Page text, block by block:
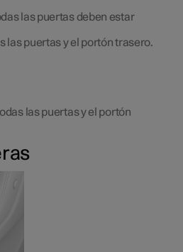
las puertas deben estar
las puertas y el portón trasero.
las puertas y el portón